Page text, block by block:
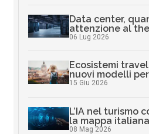
Data center,
attenzione al
06 Lug 2026
Ecosistemi
nuovi modelli
15 Giu 2026
L’IA nel turismo
la mappa
08 Mag 2026